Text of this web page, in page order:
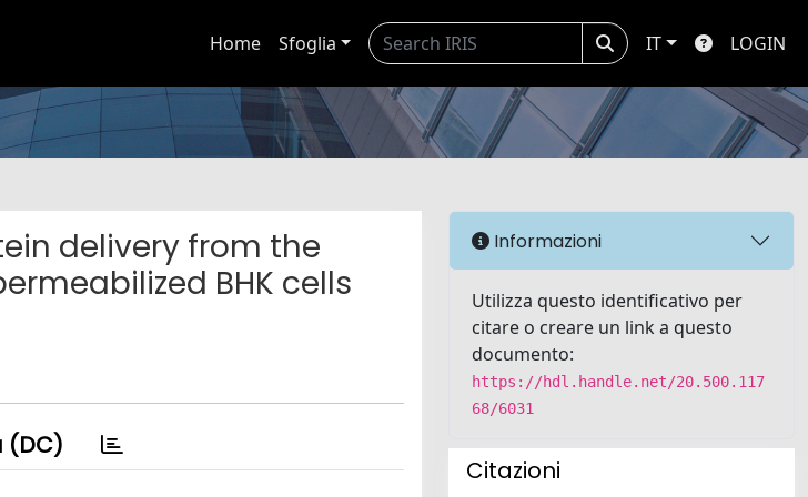
Home Sfoglia IT LOGIN
delivery from the
BHK cells
(DC)
Informazioni
Utilizza questo identificativo per
citare o creare un link a questo
documento:
https://hdl.handle.net/20.500.117
68/6031
Citazioni